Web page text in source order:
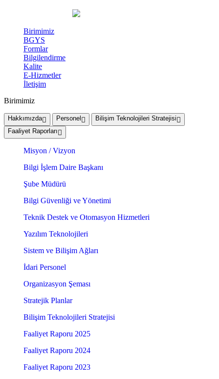
Birimimiz
BGYS
Formlar
Bilgilendirme
Kalite
E-Hizmetler
İletişim
Birimimiz
Hakkımızda Personel
Bilişim Teknolojileri Stratejisi
Faaliyet Raporları
Misyon / Vizyon
Bilgi İşlem Daire Başkanı
Şube Müdürü
Bilgi Güvenliği ve Yönetimi
Teknik Destek ve Otomasyon Hizmetleri
Yazılım Teknolojileri
Sistem ve Bilişim Ağları
İdari Personel
Organizasyon Şeması
Stratejik Planlar
Bilişim Teknolojileri Stratejisi
Faaliyet Raporu 2025
Faaliyet Raporu 2024
Faaliyet Raporu 2023